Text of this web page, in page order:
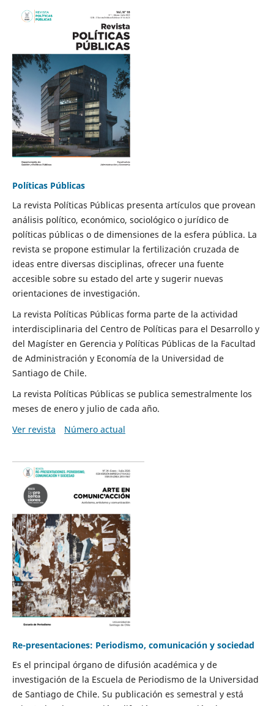
Políticas Públicas
La revista Políticas Públicas presenta artículos que provean
análisis político, económico, sociológico o jurídico de
políticas públicas o de dimensiones de la esfera pública. La
revista se propone estimular la fertilización cruzada de
ideas entre diversas disciplinas, ofrecer una fuente
accesible sobre su estado del arte y sugerir nuevas
orientaciones de investigación.
La revista Políticas Públicas forma parte de la actividad
interdisciplinaria del Centro de Políticas para el Desarrollo y
del Magíster en Gerencia y Políticas Públicas de la Facultad
de Administración y Economía de la Universidad de
Santiago de Chile.
La revista Políticas Públicas se publica semestralmente los
meses de enero y julio de cada año.
Ver revista
Número actual
Re-presentaciones: Periodismo, comunicación y sociedad
Es el principal órgano de difusión académica y de
investigación de la Escuela de Periodismo de la Universidad
de Santiago de Chile. Su publicación es semestral y está